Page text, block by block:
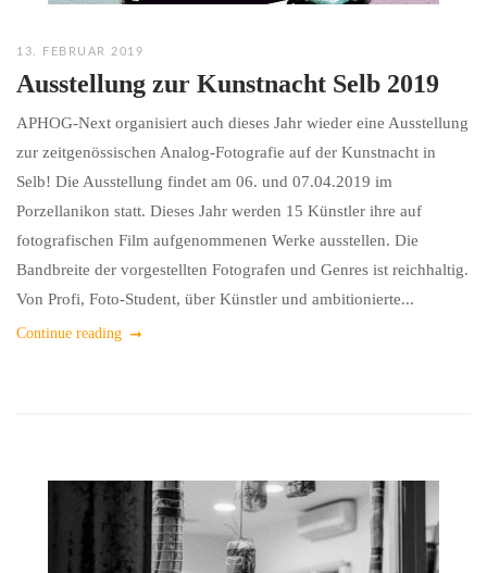
13. FEBRUAR 2019
Ausstellung zur Kunstnacht Selb 2019
APHOG-Next organisiert auch dieses Jahr wieder eine Ausstellung
zur zeitgenössischen Analog-Fotografie auf der Kunstnacht in
Selb! Die Ausstellung findet am 06. und 07.04.2019 im
Porzellanikon statt. Dieses Jahr werden 15 Künstler ihre auf
fotografischen Film aufgenommenen Werke ausstellen. Die
Bandbreite der vorgestellten Fotografen und Genres ist reichhaltig.
Von Profi, Foto-Student, über Künstler und ambitionierte...
Continue reading